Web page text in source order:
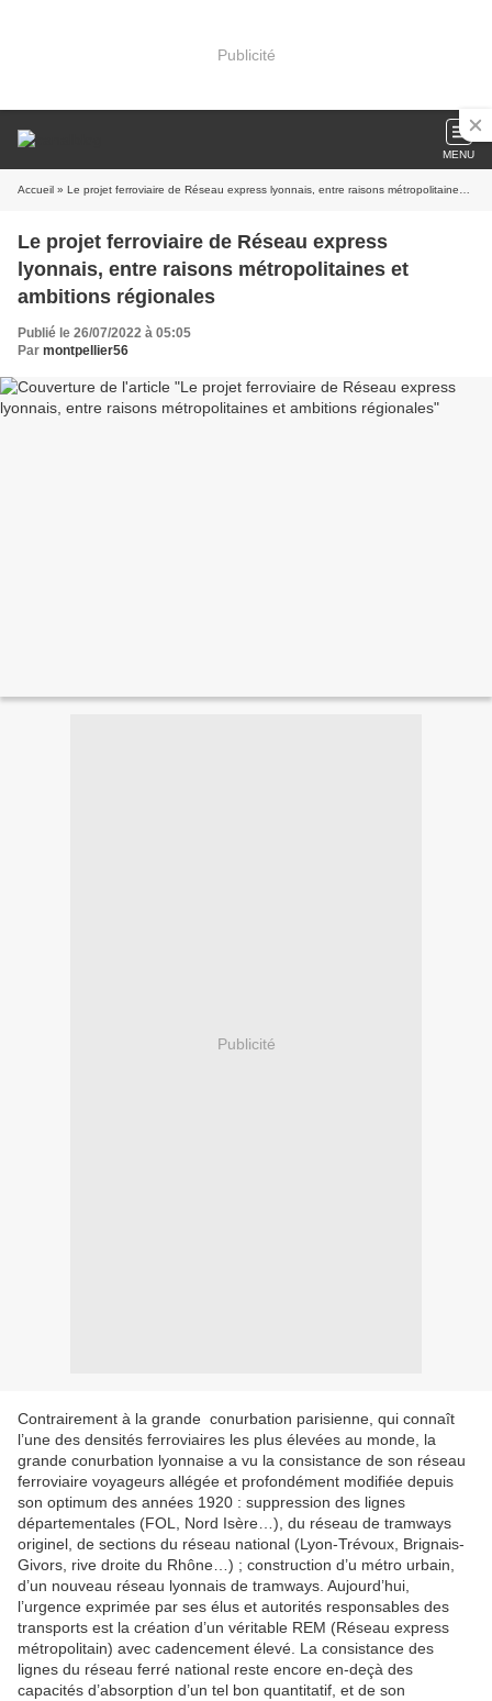
Publicité
MENU
Accueil » Le projet ferroviaire de Réseau express lyonnais, entre raisons métropolitaines et ambitions régionales
Le projet ferroviaire de Réseau express
lyonnais, entre raisons métropolitaines et
ambitions régionales
Publié le 26/07/2022 à 05:05
Par montpellier56
Publicité
Contrairement à la grande conurbation parisienne, qui connaît
l’une des densités ferroviaires les plus élevées au monde, la
grande conurbation lyonnaise a vu la consistance de son réseau
ferroviaire voyageurs allégée et profondément modifiée depuis
son optimum des années 1920 : suppression des lignes
départementales (FOL, Nord Isère…), du réseau de tramways
originel, de sections du réseau national (Lyon-Trévoux, Brignais-
Givors, rive droite du Rhône…) ; construction d’u métro urbain,
d’un nouveau réseau lyonnais de tramways. Aujourd’hui,
l’urgence exprimée par ses élus et autorités responsables des
transports est la création d’un véritable REM (Réseau express
métropolitain) avec cadencement élevé. La consistance des
lignes du réseau ferré national reste encore en-deçà des
capacités d’absorption d’un tel bon quantitatif, et de son